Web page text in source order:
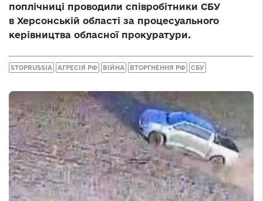
поплічниці проводили співробітники СБУ
в Херсонській області за процесуального
керівництва обласної прокуратури.
STOPRUSSIA АГРЕСІЯ РФ ВІЙНА ВТОРГНЕННЯ РФ СБУ